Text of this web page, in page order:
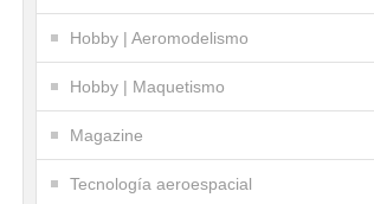
Hobby | Aeromodelismo
Hobby | Maquetismo
Magazine
Tecnología aeroespacial